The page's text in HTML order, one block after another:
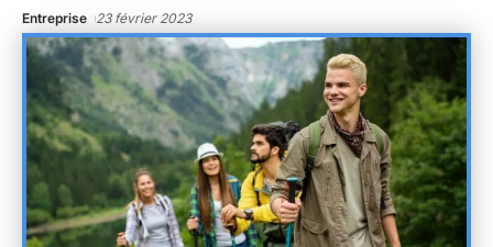
Entreprise 23 février 2023